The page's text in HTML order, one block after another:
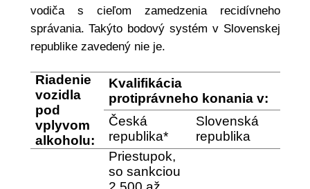
vodiča s cieľom zamedzenia recidívneho
správania. Takýto bodový systém v Slovenskej
republike zavedený nie je.
Riadenie
vozidla
pod
vplyvom
alkoholu:
Kvalifikácia
protiprávneho konania v:
Česká
republika*
Slovenská
republika
Priestupok,
so sankciou